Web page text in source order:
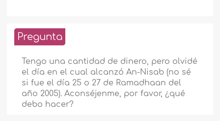
Pregunta
Tengo una cantidad de dinero, pero olvidé
el día en el cual alcanzó An-Nisab (no sé
si fue el día 25 o 27 de Ramadhaan del
año 2005). Aconséjenme, por favor, ¿qué
debo hacer?